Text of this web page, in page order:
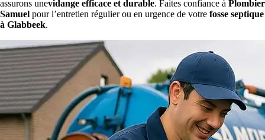
assurons unevidange efficace et durable. Faites confiance à Plombier
Samuel pour l’entretien régulier ou en urgence de votre fosse septique
à Glabbeek.